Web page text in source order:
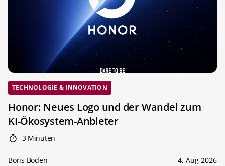
TECHNOLOGIE & INNOVATION
Honor: Neues Logo und der Wandel zum
KI-Ökosystem-Anbieter
3 Minuten
Boris Boden 4. Aug 2026